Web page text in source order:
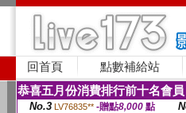
回首頁 點數補給站
恭喜五月份消費排行前十名會
No.3 LV76835** -贈點8,000點